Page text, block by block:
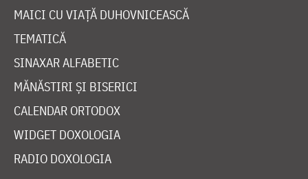
MAICI CU VIAȚĂ DUHOVNICEASCĂ
TEMATICĂ
SINAXAR ALFABETIC
MĂNĂSTIRI ȘI BISERICI
CALENDAR ORTODOX
WIDGET DOXOLOGIA
RADIO DOXOLOGIA